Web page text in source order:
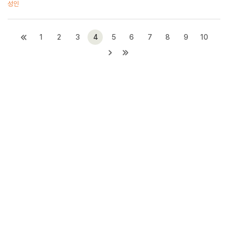
성인
1 2 3 4 5 6 7 8 9 10